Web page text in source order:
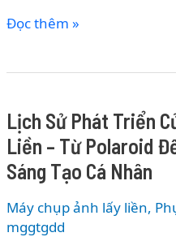
Nghệ
Đại
Lịch
Flycam
–
Từ
Thiết
Bị
Quân
Đọc thêm »
Lịch Sử Phát Triển
Liền – Từ Polaroid
Sáng Tạo Cá Nhân
Máy chụp ảnh lấy liền,
mggtgdd